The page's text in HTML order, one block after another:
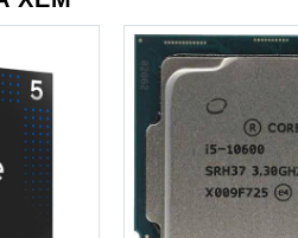
giản, trẻ trung, Dell Vostro
sự yêu thích của đông đảo